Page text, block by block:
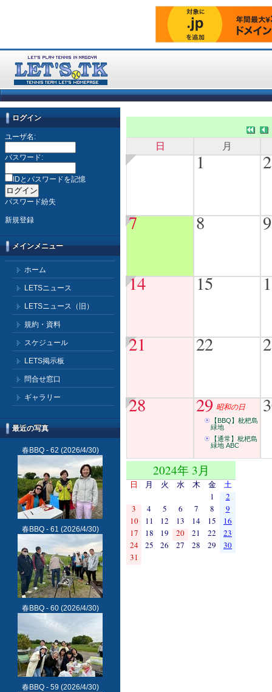
ログイン
ユーザ名:
パスワード:
IDとパスワードを記憶
パスワード紛失
新規登録
メインメニュー
ホーム
LETSニュース
LETSニュース（旧）
規約・資料
スケジュール
LETS掲示板
問合せ窓口
ギャラリー
最近の写真
春BBQ - 62 (2026/4/30)
春BBQ - 61 (2026/4/30)
春BBQ - 60(2026/4/30)
春BBQ - 59 (2026/4/30)
日 月
1 2
7 8 9
14 15
21 22
28 29 昭和の日
【BBQ】枇杷島
緑地
【通常】枇杷島
緑地 ABC
2024年 3月
日 月 火 水 木 金
土
1
2
3
4 5 6 7 8
9
10
11 12 13 14 15
16
17
18 19 20 21 22
23
24
25 26 27 28 29
30
31